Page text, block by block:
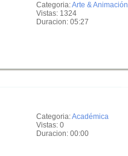
Categoria:Arte & Animación
Vistas: 1324
Duracion: 05:27
Categoria:Académica
Vistas: 0
Duracion: 00:00